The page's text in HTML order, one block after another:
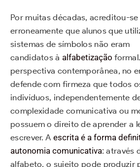
Por muitas décadas, acreditou-se
erroneamente que alunos que
sistemas de símbolos não eram
candidatos à alfabetização
perspectiva contemporânea, no
defende com firmeza que todos
indivíduos, independentemente
complexidade comunicativa ou
possuem o direito de aprender a
escrever. A escrita é a forma
autonomia comunicativa: através
alfabeto, o sujeito pode produzir